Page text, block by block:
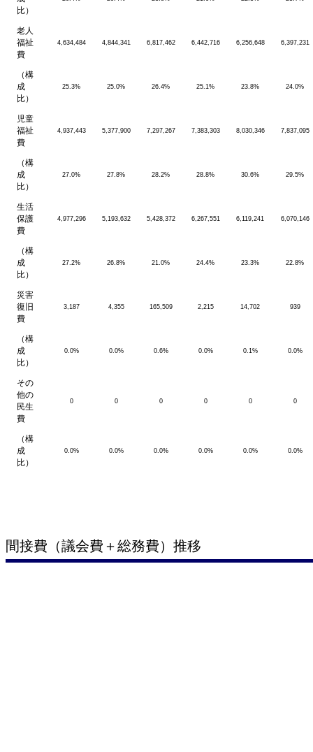
比）
老人
福祉
費
4,634,484 4,844,341 6,817,462 6,442,716 6,256,648 6,397,231
（構
成
比）
25.3% 25.0% 26.4% 25.1% 23.8% 24.0%
児童
福祉
費
4,937,443 5,377,900 7,297,267 7,383,303 8,030,346 7,837,095
（構
成
比）
27.0% 27.8% 28.2% 28.8% 30.6% 29.5%
生活
保護
費
4,977,296 5,193,632 5,428,372 6,267,551 6,119,241 6,070,146
（構
成
比）
27.2% 26.8% 21.0% 24.4% 23.3% 22.8%
災害
復旧
費
3,187 4,355 165,509 2,215 14,702 939
（構
成
比）
0.0% 0.0% 0.6% 0.0% 0.1% 0.0%
その
他の
民生
費
0 0 0 0 0 0
（構
成
比）
0.0% 0.0% 0.0% 0.0% 0.0% 0.0%
間接費（議会費＋総務費）推移